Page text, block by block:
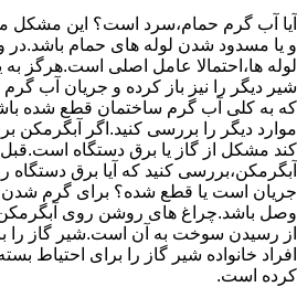
آیا آب گرم حمام،سرد است؟ این مشکل
و یا مسدود شدن لوله های حمام باشد.در
لوله ها،احتمالا عامل اصلی است.هرگز به
شیر دیگر را نیز باز کرده و جریان آب
که به کلی آب گرم ساختمان قطع شده
موارد دیگر را بررسی کنید.اگر آبگرمکن
کند مشکل از گاز یا برق دستگاه است.قبل
آبگرمکن،بررسی کنید که آیا برق دستگاه
جریان است یا قطع شده؟ برای گرم شدن
وصل باشد.چراغ های روشن روی آبگرمکن
از رسیدن سوخت به آن است.شیر گاز را
افراد خانواده شیر گاز را برای احتیاط
کرده است.